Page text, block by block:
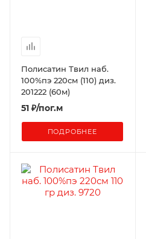
Полисатин Твил наб.
100%пэ 220см (110) диз.
201222 (60м)
51 ₽/пог.м
ПОДРОБНЕЕ